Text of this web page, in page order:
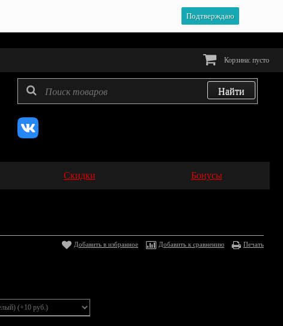
Подтверждаю
Корзина: пусто
Скидки Бонусы
Добавить в избранное Добавить к сравнению Печать